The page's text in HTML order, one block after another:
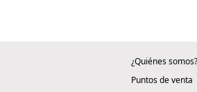
¿Quiénes somos?
Puntos de venta